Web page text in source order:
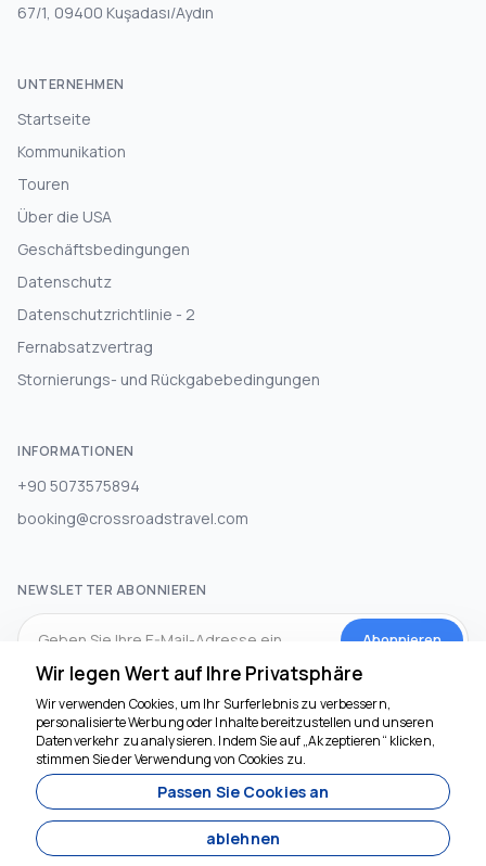
67/1, 09400 Kuşadası/Aydın
UNTERNEHMEN
Startseite
Kommunikation
Touren
Über die USA
Geschäftsbedingungen
Datenschutz
Datenschutzrichtlinie - 2
Fernabsatzvertrag
Stornierungs- und Rückgabebedingungen
INFORMATIONEN
+90 5073575894
booking@crossroadstravel.com
NEWSLETTER ABONNIEREN
Abonnieren
SOZIALEN MEDIEN
Wir legen Wert auf Ihre Privatsphäre
Wir verwenden Cookies, um Ihr Surferlebnis zu verbessern,
personalisierte Werbung oder Inhalte bereitzustellen und unseren
Datenverkehr zu analysieren. Indem Sie auf „Akzeptieren“ klicken,
stimmen Sie der Verwendung von Cookies zu.
Passen Sie Cookies an
ablehnen